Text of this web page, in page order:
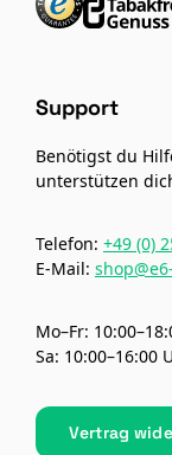
Support
Benötigst du
unterstützen
Telefon: +49 (0)
E-Mail:
Mo–Fr:
Sa: 10:00–16:00
Vertrag